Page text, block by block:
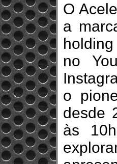
O
a
no
o
desde
às